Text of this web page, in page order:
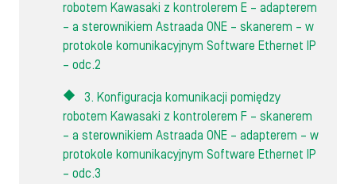
robotem Kawasaki z kontrolerem E – adapterem
– a sterownikiem Astraada ONE – skanerem – w
protokole komunikacyjnym Software Ethernet IP
– odc.2
3. Konfiguracja komunikacji pomiędzy
robotem Kawasaki z kontrolerem F – skanerem
– a sterownikiem Astraada ONE – adapterem – w
protokole komunikacyjnym Software Ethernet IP
– odc.3